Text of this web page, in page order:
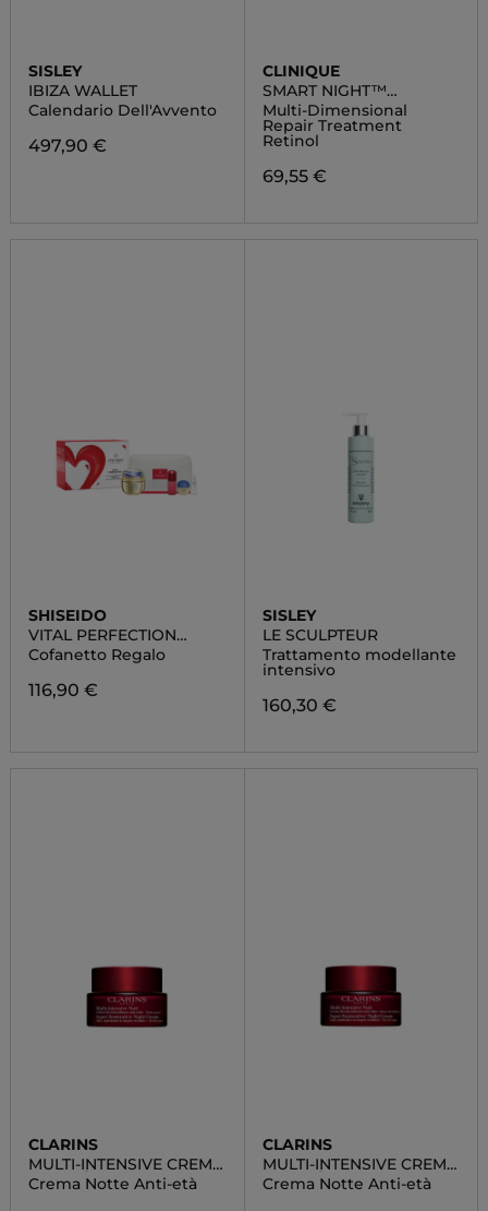
SISLEY
IBIZA WALLET
Calendario Dell'Avvento
497,90 €
CLINIQUE
SMART NIGHT™
CLINICAL
Multi-Dimensional
Repair Treatment
Retinol
69,55 €
SHISEIDO
VITAL PERFECTION
SUPREME POUCH SET
Cofanetto Regalo
116,90 €
SISLEY
LE SCULPTEUR
Trattamento modellante
intensivo
160,30 €
CLARINS
MULTI-INTENSIVE CREMA
ANTIETÀ NOTTE TUTTI I
TIPI DI PELLE
Crema Notte Anti-età
CLARINS
MULTI-INTENSIVE CREMA
ANTIETÀ NOTTE PELLE
SECCA
Crema Notte Anti-età